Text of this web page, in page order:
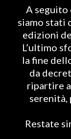
A seguito
siamo stati
edizioni
L’ultimo
la fine
da
ripartire
Restate